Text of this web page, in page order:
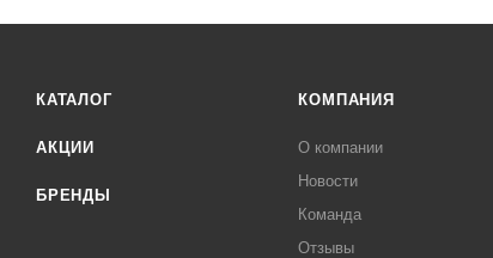
КАТАЛОГ
АКЦИИ
БРЕНДЫ
КОМПАНИЯ
О компании
Новости
Команда
Отзывы